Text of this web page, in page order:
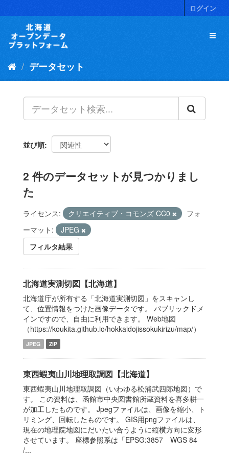
キ
ログイン
データセット
並び順
2 件のデータセットが見つかりまし
た
ライセンス: クリエイティブ・コモンズ CC0
フォ
ーマット:
JPEG
フィルタ結果
北海道実測切図【北海道】
北海道庁が所有する「北海道実測切図」をスキャンし
て、位置情報をつけた画像データです。 パブリックドメ
インですので、自由に利用できます。 Web地図
（https://koukita.github.io/hokkaidojissokukirizu/map/）
JPEG ZIP
東西蝦夷山川地理取調図【北海道】
東西蝦夷山川地理取調図（いわゆる松浦武四郎地図）で
す。 この資料は、函館市中央図書館所蔵資料を喜多耕一
が加工したものです。 Jpegファイルは、画像を縮小、ト
リミング、回転したものです。 GIS用pngファイルは、
現在の地理院地図にだいたい合うように縦横方向に変形
させています。 座標参照系は「EPSG:3857 WGS 84
/...